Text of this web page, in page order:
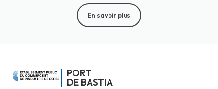
En savoir plus
PORT
DE BASTIA